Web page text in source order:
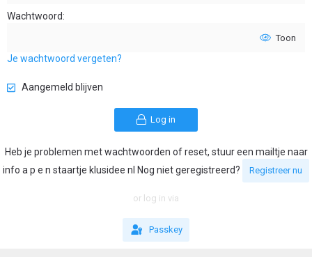
Wachtwoord
Toon
Je wachtwoord vergeten?
Aangemeld blijven
Log in
Heb je problemen met wachtwoorden of reset, stuur een mailtje naar
info a p e n staartje klusidee nl Nog niet geregistreerd?
Registreer nu
or log in via
Passkey